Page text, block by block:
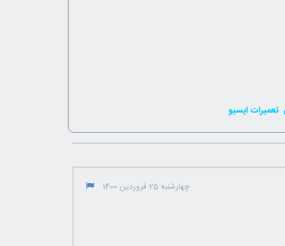
تعمیرات ایسیو
چهارشنبه 25 فروردین 1400